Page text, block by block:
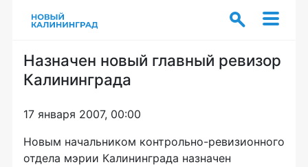
Назначен новый главный ревизор
Калининграда
17 января 2007, 00:00
Новым начальником контрольно-ревизионного
отдела мэрии Калининграда назначен